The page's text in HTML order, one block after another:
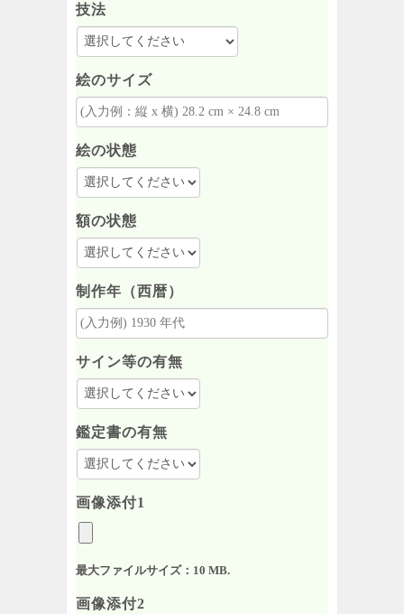
技法
絵のサイズ
絵の状態
額の状態
制作年（西暦）
サイン等の有無
鑑定書の有無
画像添付1
最大ファイルサイズ：10 MB.
画像添付2